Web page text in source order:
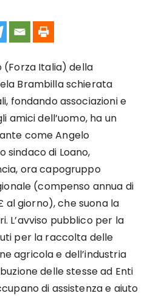
Italia) della
Brambilla schierata
fondando associazioni e
amici dell’uomo, ha un
come Angelo
sindaco di Loano,
ora capogruppo
(compenso annua di
al giorno), che suona la
L’avviso pubblico per la
per la raccolta delle
agricola e dell’industria
delle stesse ad Enti
di assistenza e aiuto